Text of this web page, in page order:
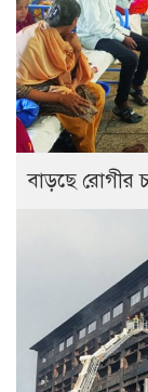
বাড়ছে রোগীর